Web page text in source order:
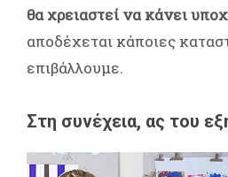
θα χρειαστεί να κάνει
αποδέχεται κάποιες
επιβάλλουμε.
Στη συνέχεια, ας του